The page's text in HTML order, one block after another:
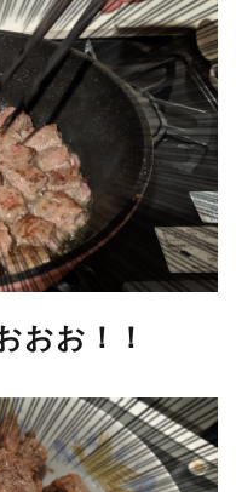
おお！！